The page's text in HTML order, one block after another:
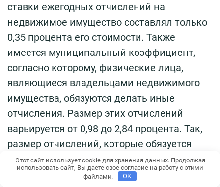
ставки ежегодных отчислений на
недвижимое имущество составлял только
0,35 процента его стоимости. Также
имеется муниципальный коэффициент,
согласно которому, физические лица,
являющиеся владельцами недвижимого
имущества, обязуются делать иные
отчисления. Размер этих отчислений
варьируется от 0,98 до 2,84 процента. Так,
размер отчислений, которые обязуется
ежегодно делать владелец берлинской
недвижимости, составляет не более 200
Этот сайт использует cookie для хранения данных. Продолжая
использовать сайт, Вы даете свое согласие на работу с этими
файлами.
OK